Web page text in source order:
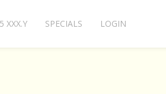
XXX.Y SPECIALS LOGIN